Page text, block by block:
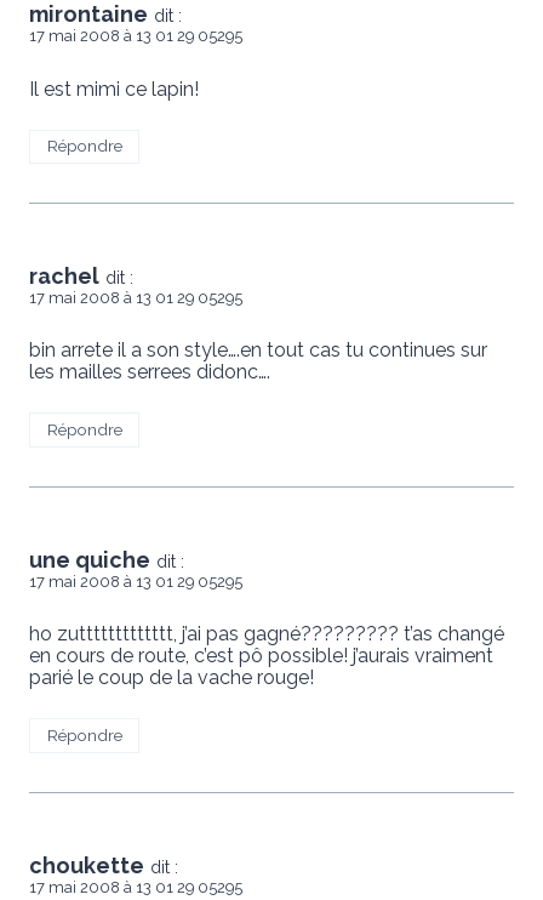
mirontaine dit :
17 mai 2008 à 13 01 29 05295
Il est mimi ce lapin!
Répondre
rachel dit :
17 mai 2008 à 13 01 29 05295
bin arrete il a son style….en tout cas tu continues sur
les mailles serrees didonc….
Répondre
une quiche dit :
17 mai 2008 à 13 01 29 05295
ho zuttttttttttttt, j’ai pas gagné????????? t’as changé
en cours de route, c’est pô possible! j’aurais vraiment
parié le coup de la vache rouge!
Répondre
choukette dit :
17 mai 2008 à 13 01 29 05295